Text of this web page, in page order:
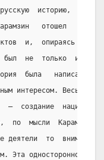
историю,
отошел   от
и,  опираясь  на
был  не  только
была   написана
интересом. Весь
—  создание
по  мысли
деятели  то  внимание
Эта односторонность